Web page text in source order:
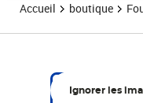
Accueil boutique
Ignorer les